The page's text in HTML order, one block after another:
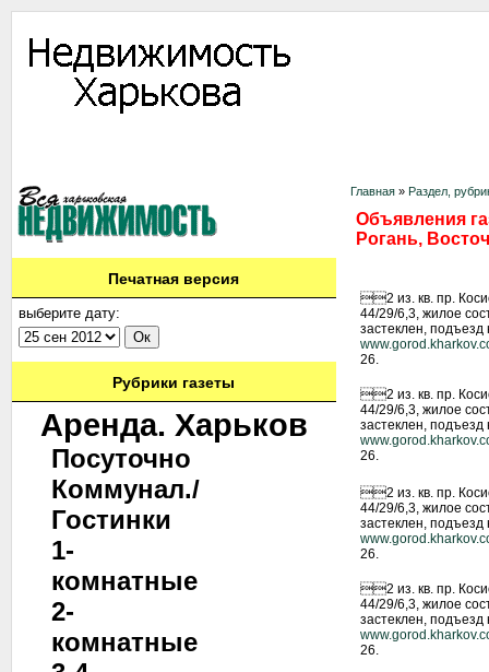
Печатная версия
выберите дату:
Рубрики газеты
Аренда. Харьков
Посуточно
Коммунал./
Гостинки
1-
комнатные
2-
комнатные
Главная » Раздел,
Объявления
Рогань,
2 из. кв. пр.
44/29/6,3, жилое
застеклен,
26.
2 из. кв. пр.
44/29/6,3, жилое
застеклен,
26.
2 из. кв. пр.
44/29/6,3, жилое
застеклен,
26.
2 из. кв. пр.
44/29/6,3, жилое
застеклен,
26.